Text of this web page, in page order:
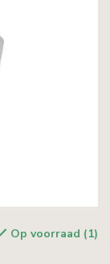
Op voorraad (1)